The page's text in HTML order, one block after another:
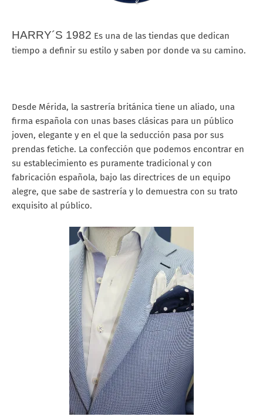
HARRY´S 1982 Es una de las tiendas que dedican
tiempo a definir su estilo y saben por donde va su camino.
Desde Mérida, la sastrería británica tiene un aliado, una
firma española con unas bases clásicas para un público
joven, elegante y en el que la seducción pasa por sus
prendas fetiche. La confección que podemos encontrar en
su establecimiento es puramente tradicional y con
fabricación española, bajo las directrices de un equipo
alegre, que sabe de sastrería y lo demuestra con su trato
exquisito al público.